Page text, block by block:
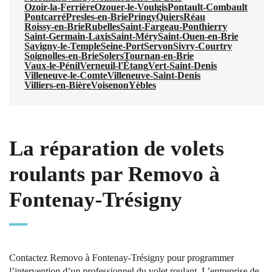
Ozoir-la-FerrièreOzouer-le-VoulgisPontault-Combault
PontcarréPresles-en-BriePringyQuiersRéau
Roissy-en-BrieRubellesSaint-Fargeau-Ponthierry
Saint-Germain-LaxisSaint-MérySaint-Ouen-en-Brie
Savigny-le-TempleSeine-PortServonSivry-Courtry
Soignolles-en-BrieSolersTournan-en-Brie
Vaux-le-PénilVerneuil-l'ÉtangVert-Saint-Denis
Villeneuve-le-ComteVilleneuve-Saint-Denis
Villiers-en-BièreVoisenonYèbles
La réparation de volets
roulants par Removo à
Fontenay-Trésigny
Contactez Removo à Fontenay-Trésigny pour programmer